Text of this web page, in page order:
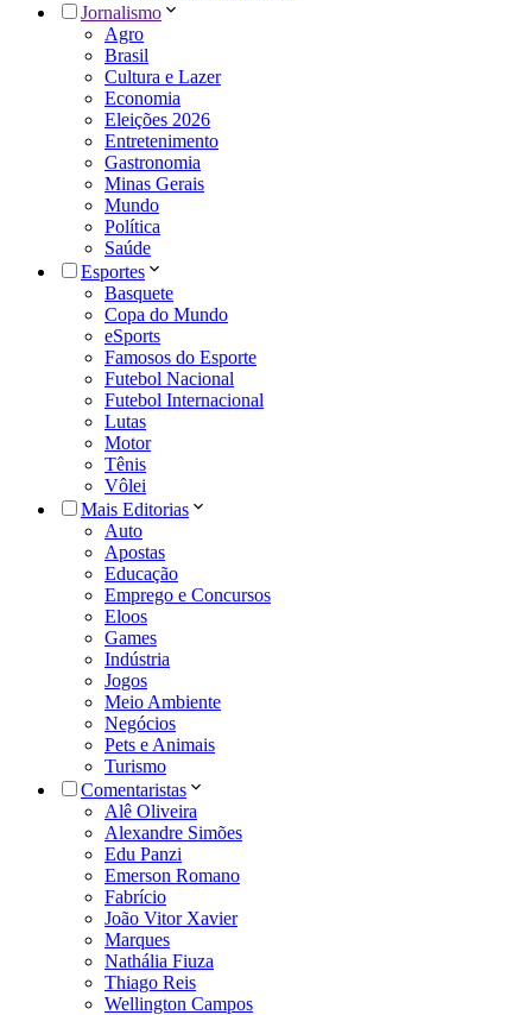
Jornalismo
Agro
Brasil
Cultura e Lazer
Economia
Eleições 2026
Entretenimento
Gastronomia
Minas Gerais
Mundo
Política
Saúde
Esportes
Basquete
Copa do Mundo
eSports
Famosos do Esporte
Futebol Nacional
Futebol Internacional
Lutas
Motor
Tênis
Vôlei
Mais Editorias
Auto
Apostas
Educação
Emprego e Concursos
Eloos
Games
Indústria
Jogos
Meio Ambiente
Negócios
Pets e Animais
Turismo
Comentaristas
Alê Oliveira
Alexandre Simões
Edu Panzi
Emerson Romano
Fabrício
João Vitor Xavier
Marques
Nathália Fiuza
Thiago Reis
Wellington Campos